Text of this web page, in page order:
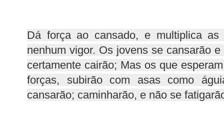
Dá força ao cansado, e multiplica
nenhum vigor. Os jovens se cansarão
certamente cairão; Mas os que
forças, subirão com asas como
cansarão; caminharão, e não se